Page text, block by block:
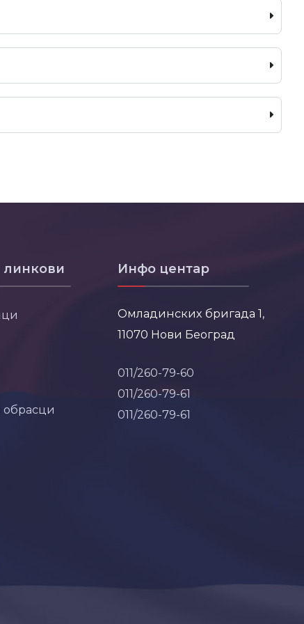
линкови
обрасци
Инфо центар
Омладинских бригада 1,
11070 Нови Београд
011/260-79-60
011/260-79-61
011/260-79-61